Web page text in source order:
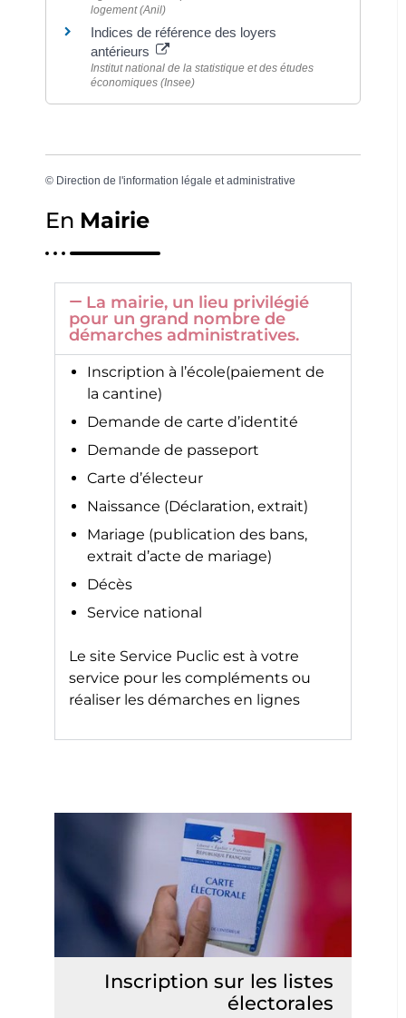
logement (Anil)
Indices de référence des loyers
antérieurs
Institut national de la statistique et des études
économiques (Insee)
© Direction de l'information légale et administrative
En Mairie
La mairie, un lieu privilégié
pour un grand nombre de
démarches administratives.
Inscription à l’école(paiement de
la cantine)
Demande de carte d’identité
Demande de passeport
Carte d’électeur
Naissance (Déclaration, extrait)
Mariage (publication des bans,
extrait d’acte de mariage)
Décès
Service national
Le site Service Puclic est à votre
service pour les compléments ou
réaliser les démarches en lignes
Inscription sur les listes
électorales